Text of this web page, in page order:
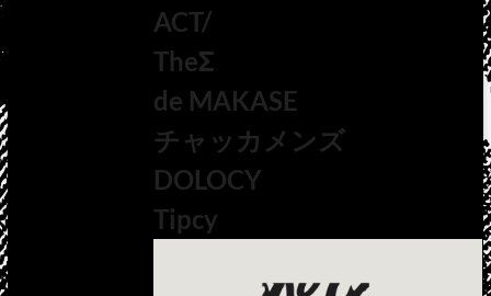
ACT/
TheΣ
de MAKASE
チャッカメンズ
DOLOCY
Tipcy